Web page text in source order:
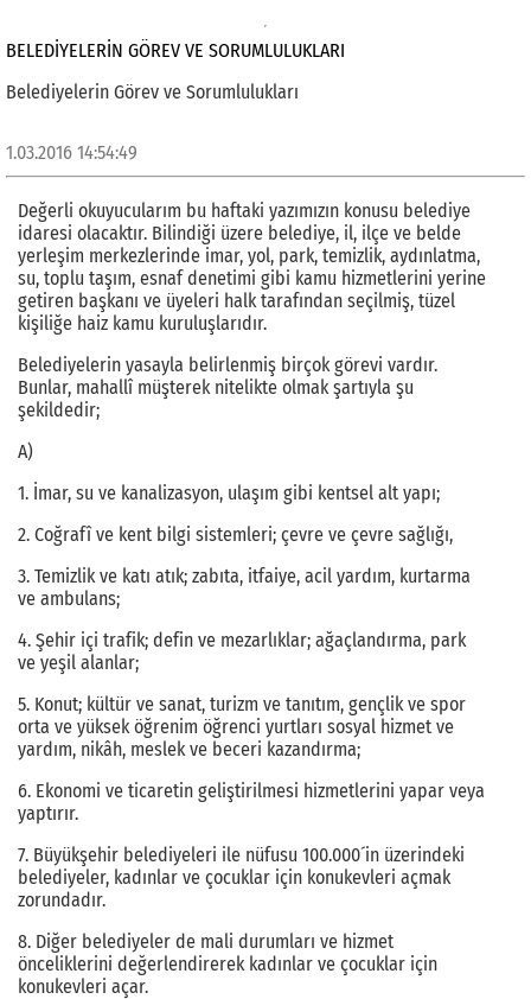
BELEDIYELERIN GÖREV VE SORUMLULUKLARI
Belediyelerin Görev ve Sorumlulukları
1.03.2016 14:54:49
Değerli okuyucularım bu haftaki yazımızın konusu belediye
idaresi olacaktır. Bilindiği üzere belediye, il, ilçe ve belde
yerleşim merkezlerinde imar, yol, park, temizlik, aydınlatma,
su, toplu taşım, esnaf denetimi gibi kamu hizmetlerini yerine
getiren başkanı ve üyeleri halk tarafından seçilmiş, tüzel
kişiliğe haiz kamu kuruluşlarıdır.
Belediyelerin yasayla belirlenmiş birçok görevi vardır.
Bunlar, mahallî müşterek nitelikte olmak şartıyla şu
şekildedir;
A)
1. İmar, su ve kanalizasyon, ulaşım gibi kentsel alt yapı;
2. Coğrafî ve kent bilgi sistemleri; çevre ve çevre sağlığı,
3. Temizlik ve katı atık; zabıta, itfaiye, acil yardım, kurtarma
ve ambulans;
4. Şehir içi trafik; defin ve mezarlıklar; ağaçlandırma, park
ve yeşil alanlar;
5. Konut; kültür ve sanat, turizm ve tanıtım, gençlik ve spor
orta ve yüksek öğrenim öğrenci yurtları sosyal hizmet ve
yardım, nikâh, meslek ve beceri kazandırma;
6. Ekonomi ve ticaretin geliştirilmesi hizmetlerini yapar veya
yaptırır.
7. Büyükşehir belediyeleri ile nüfusu 100.000´in üzerindeki
belediyeler, kadınlar ve çocuklar için konukevleri açmak
zorundadır.
8. Diğer belediyeler de mali durumları ve hizmet
önceliklerini değerlendirerek kadınlar ve çocuklar için
konukevleri açar.